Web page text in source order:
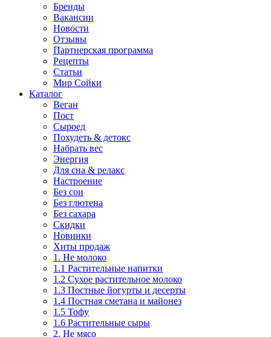
Бренды
Вакансии
Новости
Отзывы
Партнерская программа
Рецепты
Статьи
Мир Сойки
Каталог
Веган
Пост
Сыроед
Похудеть & детокс
Набрать вес
Энергия
Для сна & релакс
Настроение
Без сои
Без глютена
Без сахара
Скидки
Новинки
Хиты продаж
1. Не молоко
1.1 Растительные напитки
1.2 Сухое растительное молоко
1.3 Постные йогурты и десерты
1.4 Постная сметана и майонез
1.5 Тофу
1.6 Растительные сыры
2. Не мясо